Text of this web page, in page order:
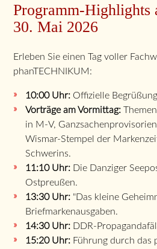
Programm-Highlights
30. Mai 2026
Erleben Sie einen Tag voller
phanTECHNIKUM:
10:00 Uhr: Offizielle
Vorträge am Vormittag:
in M-V,
Wismar-Stempel der
Schwerins.
11:10 Uhr: Die Danziger
Ostpreußen.
13:30 Uhr: "Das kleine
Briefmarkenausgaben.
14:30 Uhr: DDR-
15:20 Uhr: Führung durch das